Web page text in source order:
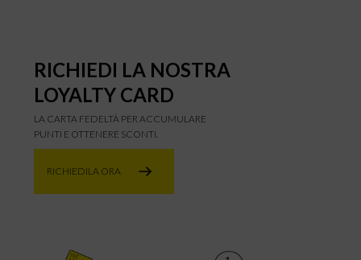
RICHIEDI LA NOSTRA
LOYALTY CARD
LA CARTA FEDELTÀ PER ACCUMULARE
PUNTI E OTTENERE SCONTI.
RICHIEDILA ORA